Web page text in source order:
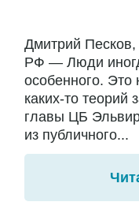
Дмитрий Песков,
РФ — Люди
особенного.
каких-то теорий
главы ЦБ
из публичного...